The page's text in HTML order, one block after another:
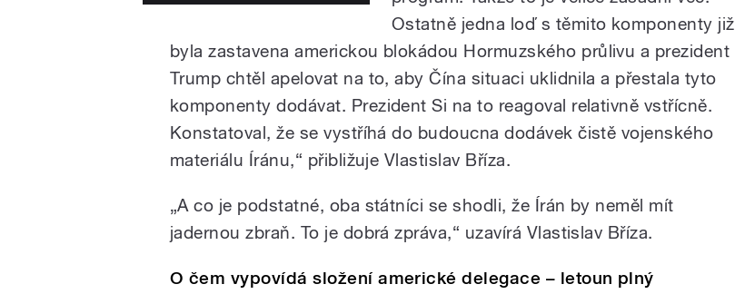
Ostatně jedna loď s těmito komponenty již
byla zastavena americkou blokádou Hormuzského průlivu a prezident
Trump chtěl apelovat na to, aby Čína situaci uklidnila a přestala tyto
komponenty dodávat. Prezident Si na to reagoval relativně vstřícně.
Konstatoval, že se vystříhá do budoucna dodávek čistě vojenského
materiálu Íránu,“ přibližuje Vlastislav Bříza.
„A co je podstatné, oba státníci se shodli, že Írán by neměl mít
jadernou zbraň. To je dobrá zpráva,“ uzavírá Vlastislav Bříza.
O čem vypovídá složení americké delegace – letoun plný